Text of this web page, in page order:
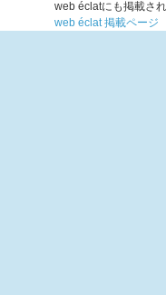
web éclatにも掲載さ
web éclat 掲載ページ